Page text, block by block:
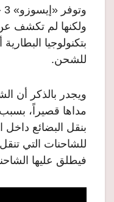
ولكنها لم تكشف
بتكنولوجيا
للشحن.
ويجدر بالذكر أن
مداها قصيراً،
بنقل البضائع داخل
للشاحنات التي
فيطلق عليها